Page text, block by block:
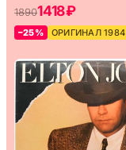
18901418 ₽
–25% ОРИГИНАЛ 1984